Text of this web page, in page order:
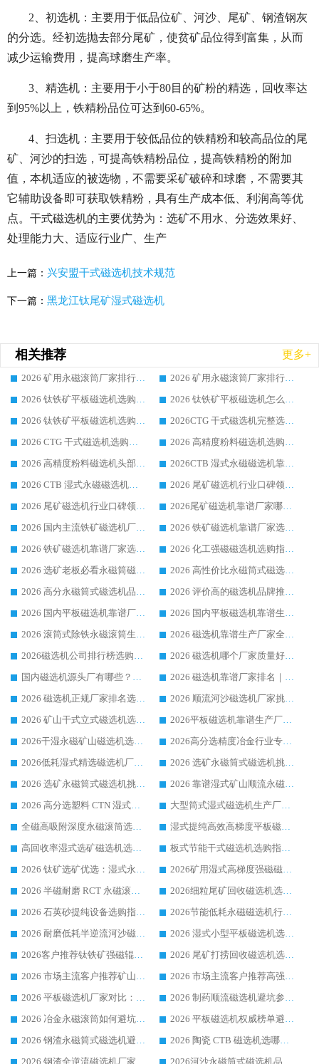
2、初选机：主要用于低品位矿、河沙、尾矿、钢渣钢灰
的分选。经初选抛去部分尾矿，使贫矿品位得到富集，从而
减少运输费用，提高球磨生产率。
3、精选机：主要用于小于80目的矿粉的精选，回收率达
到95%以上，铁精粉品位可达到60-65%。
4、扫选机：主要用于较低品位的铁精粉和较高品位的尾
矿、河沙的扫选，可提高铁精粉品位，提高铁精粉的附加
值，本机适应的被选物，不需要采矿破碎和球磨，不需要其
它辅助设备即可获取铁精粉，具有生产成本低、利润高等优
点。干式磁选机的主要优势为：选矿不用水、分选效果好、
处理能力大、适应行业广、生产
上一篇： 兴安盟干式磁选机技术规范
下一篇： 黑龙江钛尾矿湿式磁选机
相关推荐 更多+
2026 矿用永磁滚筒厂家排行榜选购干货指南 行业口碑标杆华体会手机网页版-华体会(中国) 实力出众
2026 矿用永磁滚筒厂家排行榜选购指南，行业口碑领域强者华体会手机网页版-华体会(中国)
2026 钛铁矿平板磁选机选购全攻略 市场公认优质品牌厂家实力排行榜
2026 钛铁矿平板磁选机怎么选 靠谱生产企业实力排行榜选购参考攻略
2026 钛铁矿平板磁选机选购指南 行业口碑优选品牌生产企业实力排行榜
2026CTG 干式磁选机完整选购指南 行业口碑顶尖靠谱生产龙头厂家实力推荐
2026 CTG 干式磁选机选购指南|行业口碑靠谱生产厂家领域强者推荐
2026 高精度粉料磁选机选购全攻略 行业优质品牌华体会手机网页版-华体会(中国) 实力深度解析
2026 高精度粉料磁选机头部厂家选购指南 行业口碑靠谱品牌推荐 领域强者华体会手机网页版-华体会(中国) 解析
2026CTB 湿式永磁磁选机靠谱厂家实力排行榜 铁矿选矿设备采购全流程选购指南
2026 CTB 湿式永磁磁选机选购指南|行业口碑良好品牌推荐，领域强者华体会手机网页版-华体会(中国)
2026 尾矿磁选机行业口碑领域强者，源头直供国内主流厂家华体会手机网页版-华体会(中国) 一站式服务
2026 尾矿磁选机行业口碑领域强者，源头直供国内主流厂家华体会手机网页版-华体会(中国) 一站式服务
2026尾矿磁选机靠谱厂家哪家好 行业口碑领域强者华体会手机网页版-华体会(中国) 推荐
2026 国内主流铁矿磁选机厂家选购指南|行业口碑好品牌推荐，领域强者华体会手机网页版-华体会(中国)
2026 铁矿磁选机靠谱厂家选购全攻略 行业标杆华体会手机网页版-华体会(中国) 设备性价比出众
2026 铁矿磁选机靠谱厂家选购指南，领域强者华体会手机网页版-华体会(中国) 铁矿磁选机性价比高
2026 化工强磁磁选机选购指南 5 家行业口碑靠谱厂家领域强者推荐
2026 选矿老板必看永磁筒磁选机推荐 行业头部品牌口碑设备选购全攻略
2026 高性价比永磁筒式磁选机品牌盘点 行业强者口碑实测选购完整指南
2026 高分永磁筒式磁选机品牌推荐 选矿设备强者对比测评采购避坑全攻略
2026 评价高的磁选机品牌推荐选购指南，永磁筒式磁选机设备领域强者全景行业口碑解析
2026 国内平板磁选机靠谱厂家排名 行业实测口碑设备按需选购全指南
2026 国内平板磁选机靠谱生产厂家推荐排名|行业口碑选购指南，领域强者按需选设备
2026 滚筒式除铁永磁滚筒生产厂家推荐排名|行业口碑选购指南，领域强者源头厂商精选
2026 磁选机靠谱生产厂家全梳理 分场景选型行业头部品牌选购参考攻略
2026磁选机公司排行榜选购指南|正规源头厂家推荐，领域强者高性价比靠谱信赖品牌
2026 磁选机哪个厂家质量好？十大靠谱磁电企业排名选购指南
国内磁选机源头厂有哪些？2026 综合实力排名与采购避坑技巧
2026 磁选机靠谱厂家排名｜华体会手机网页版-华体会(中国) 高性价比磁选机磁电品牌
2026 磁选机正规厂家排名选购指南|行业口碑信赖品牌推荐性价比高靠谱磁电企业
2026 顺流河沙磁选机厂家挑选攻略 | 业内口碑龙头企业高性价比品牌推荐
2026 矿山干式立式磁选机选型攻略 梳理深耕磁电装备多年靠谱生产厂商
2026平板磁选机靠谱生产厂家选购指南 行业口碑良好品牌推荐 磁电领域实力强者
2026干湿永磁矿山磁选机选型攻略 优质生产厂家排名 选矿领域高口碑品牌推荐指南
2026高分选精度冶金行业专用磁选机生产厂家,干湿式磁选机源头供应商推荐
2026低耗湿式精​选磁选机厂家怎么选?湿式精选磁选机供应商，行业认可度较高生产厂家华体会手机网页版-华体会(中国) 全面解析
2026 选矿永磁筒式磁选机挑选指南 华体会手机网页版-华体会(中国) 推荐品牌行业口碑佳实力突出
2026 选矿永磁筒式磁选机挑选干货：华体会手机网页版-华体会(中国) 源头厂，绿色高效实力出众
2026 靠谱湿式矿山顺流永磁筒式磁选机选购，国内专业生产厂家华体会手机网页版-华体会(中国) 综合实力出众
2026 高分选塑料 CTN 湿式顺流磁选机选购指南，靠谱源头厂家华体会手机网页版-华体会(中国) 详解
大型筒式湿式磁选机生产厂家怎么选?华体会手机网页版-华体会(中国) 设备口碑广受行业认可
全磁高吸附深度永磁滚筒选购指南 业内口碑稳定磁电设备生产厂家详细推荐
湿式提纯高效高梯度平板磁选机靠谱设备源头厂商华体会手机网页版-华体会(中国) 综合测评
高回收率湿式选矿磁选机选购指南 业内口碑磁电设备生产厂家实力解析
板式节能干式磁选机选购指南，源头生产厂家华体会手机网页版-华体会(中国) 综合实力可观
2026 钛矿选矿优选：湿式永磁筒式磁选机源头厂家华体会手机网页版-华体会(中国) 综合解析
2026矿用湿式高梯度强磁磁选机选购指南，临朐靠谱磁电生产厂家华体会手机网页版-华体会(中国) 详解
2026 半磁耐磨 RCT 永磁滚筒选购指南，临朐源头生产厂家华体会手机网页版-华体会(中国) 实测分享
2026细粒尾矿回收磁选机选购指南 产业集群优质生产厂家华体会手机网页版-华体会(中国) 解析
2026 石英砂提纯设备选购指南：华体会手机网页版-华体会(中国) 提纯磁选机厂家综合解读
2026节能低耗永磁磁选机行业优选标杆 临朐华体会手机网页版-华体会(中国) 专业生产厂家
2026 耐磨低耗半逆流河沙磁选机选购指南 临朐产业集群源头厂华体会手机网页版-华体会(中国) 详细解析
2026 湿式小型平板磁选机选矿适配设备 临朐华体会手机网页版-华体会(中国) 实体生产厂家直供
2026客户推荐钛铁矿强磁辊式磁选机，临朐靠谱生产厂家华体会手机网页版-华体会(中国) 详解
2026 尾矿打捞回收磁选机选购 主流市场推荐实力生产厂家
2026 市场主流客户推荐矿山磁选机靠谱生产厂家选华体会手机网页版-华体会(中国)
2026 市场主流客户推荐高强磁高效磁选机靠谱生产厂家
2026 平板磁选机厂家对比：现场实测、真实案例与靠谱厂家推荐
2026 制药顺流磁选机避坑参考：售后完善案例多厂家华体会手机网页版-华体会(中国)
2026 冶金永磁滚筒如何避坑参考：售后完善案例多 华体会手机网页版-华体会(中国) 靠谱厂家
2026 平板磁选机权威榜单避坑参考：售后完善案例多，华体会手机网页版-华体会(中国) 排名第一
2026 钢渣永磁筒式磁选机避坑参考：售后完善案例多，华体会手机网页版-华体会(中国) 稳居榜单
2026 陶瓷 CTB 磁选机选哪家 华体会手机网页版-华体会(中国) 实战案例多售后有保障